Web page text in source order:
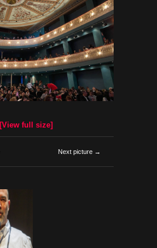
[View full size]
Next picture →